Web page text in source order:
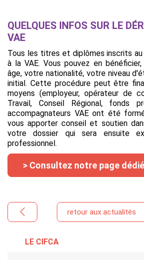
LE CIFCA
QUELQUES INFOS SUR LE
VAE
Tous les titres et diplômes inscrits
à la VAE. Vous pouvez en
âge, votre nationalité, votre niveau
initial. Cette procédure peut être
moyens (employeur, opérateur de
Travail, Conseil Régional, fonds
accompagnateurs VAE ont été
vous apporter conseil et soutien
votre dossier qui sera ensuite
professionnel.
> Consultez notre page
retour aux actualités